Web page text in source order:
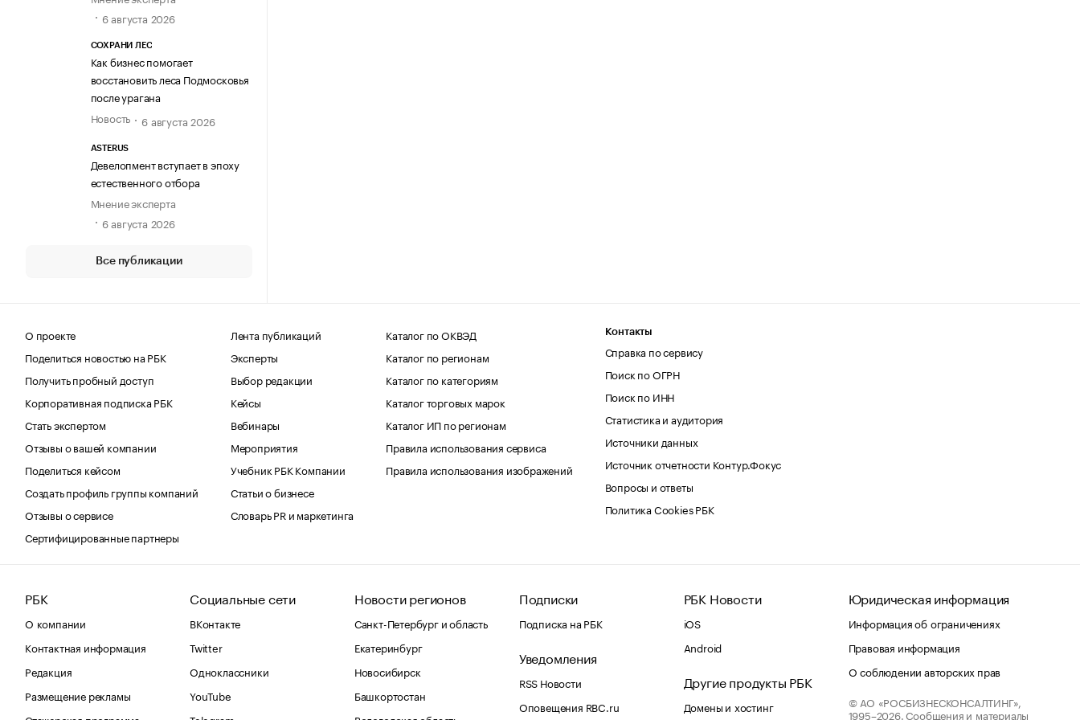
6 августа 2026
СОХРАНИ ЛЕС
Как бизнес помогает
восстановить леса Подмосковья
после урагана
Новость
6 августа 2026
ASTERUS
Девелопмент вступает в эпоху
естественного отбора
Мнение эксперта
6 августа 2026
Все публикации
О проекте
Поделиться новостью на РБК
Получить пробный доступ
Корпоративная подписка РБК
Стать экспертом
Отзывы о вашей компании
Поделиться кейсом
Создать профиль группы компаний
Отзывы о сервисе
Сертифицированные партнеры
Лента публикаций
Эксперты
Выбор редакции
Кейсы
Вебинары
Мероприятия
Учебник РБК Компании
Статьи о бизнесе
Словарь PR и маркетинга
Каталог по ОКВЭД
Каталог по регионам
Каталог по категориям
Каталог торговых марок
Каталог ИП по регионам
Правила использования сервиса
Правила использования изображений
Контакты
Справка по сервису
Поиск по ОГРН
Поиск по ИНН
Статистика и аудитория
Источники данных
Источник отчетности Контур.Фокус
Вопросы и ответы
Политика Cookies РБК
РБК
О компании
Контактная информация
Редакция
Размещение рекламы
Социальные сети
ВКонтакте
Twitter
Одноклассники
YouTube
Новости регионов
Санкт-Петербург и область
Екатеринбург
Новосибирск
Башкортостан
Подписки
Подписка на РБК
Уведомления
RSS Новости
Оповещения RBC.ru
РБК Новости
iOS
Android
Другие продукты РБК
Домены и хостинг
Юридическая информация
Информация об ограничениях
Правовая информация
О соблюдении авторских прав
© АО «РОСБИЗНЕСКОНСАЛТИНГ»,
1995–2026. Сообщения и материалы